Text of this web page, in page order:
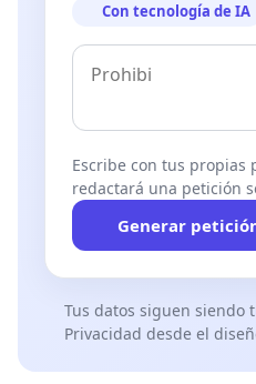
Con tecnología de IA
Escribe con tus propias
redactará una petición
Generar
Tus datos siguen siendo
Privacidad desde el